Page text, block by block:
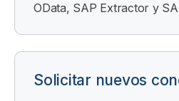
OData, SAP Extractor y
Solicitar nuevos